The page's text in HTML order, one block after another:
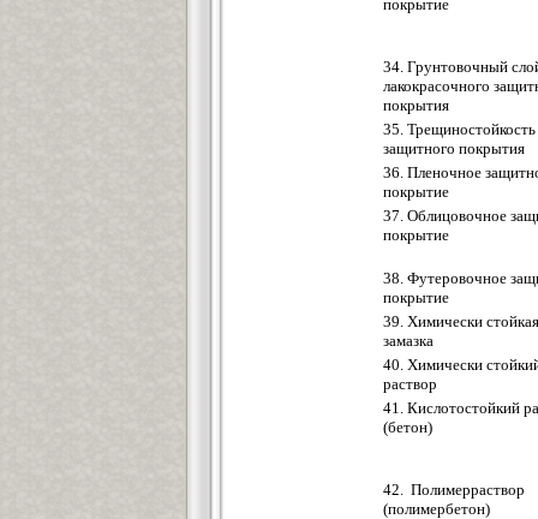
покрытие
34. Грунтовочный
лакокрасочного
покрытия
35. Трещиностойкость
защитного покрытия
36. Пленочное
покрытие
37. Облицовочное
покрытие
38. Футеровочное
покрытие
39. Химически стойкая
замазка
40. Химически
раствор
41. Кислотостойкий
(бетон)
42. Полимерраствор
(полимербетон)